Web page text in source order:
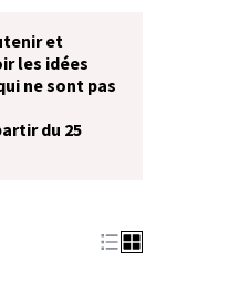
et
un nouvel onglet)
les idées
ne sont pas
du 25